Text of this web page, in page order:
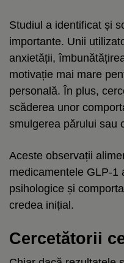
Studiul a identificat și
importante. Unii
anxietății,
motivație mai mare
personală. În plus,
scăderea unor
smulgerea părului sau
Aceste observații
medicamentele GLP-1
psihologice și
credea inițial.
Cercetătorii